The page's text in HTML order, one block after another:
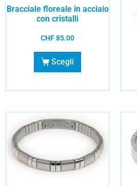
Bracciale floreale in acciaio
con cristalli
CHF85.00
Scegli